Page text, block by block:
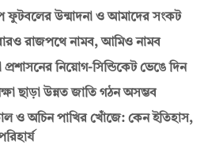
ফুটবলের উন্মাদনা ও আমাদের সংকট
রাজপথে নামব, আমিও নামব
প্রশাসনের নিয়োগ-সিন্ডিকেট ভেঙে দিন
ছাড়া উন্নত জাতি গঠন অসম্ভব
ও অচিন পাখির খোঁজে: কেন ইতিহাস,